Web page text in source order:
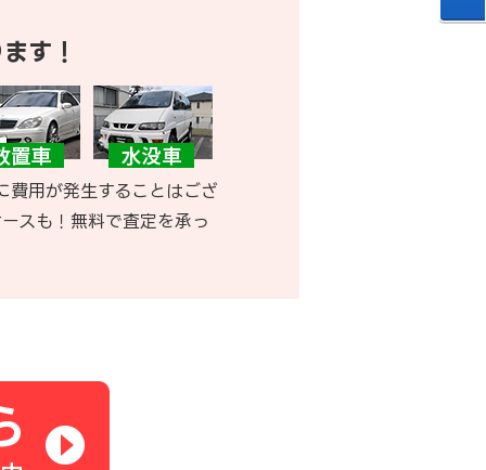
す！
費用が発生することはござ
スも！無料で査定を承っ